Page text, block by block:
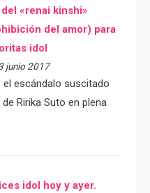
«renai kinshi»
del amor) para
idol
junio 2017
el escándalo suscitado
Ririka Suto en plena
idol hoy y ayer.